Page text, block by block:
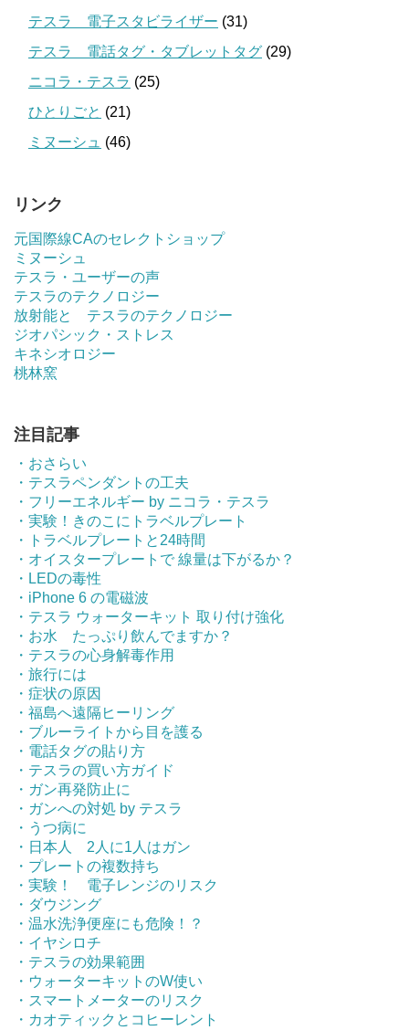
テスラ 電子スタビライザー (31)
テスラ 電話タグ・タブレットタグ (29)
ニコラ・テスラ (25)
ひとりごと (21)
ミヌーシュ (46)
リンク
元国際線CAのセレクトショップ
ミヌーシュ
テスラ・ユーザーの声
テスラのテクノロジー
放射能と テスラのテクノロジー
ジオパシック・ストレス
キネシオロジー
桃林窯
注目記事
・おさらい
・テスラペンダントの工夫
・フリーエネルギー by ニコラ・テスラ
・実験！きのこにトラベルプレート
・トラベルプレートと24時間
・オイスタープレートで 線量は下がるか？
・LEDの毒性
・iPhone 6 の電磁波
・テスラ ウォーターキット 取り付け強化
・お水 たっぷり飲んでますか？
・テスラの心身解毒作用
・旅行には
・症状の原因
・福島へ遠隔ヒーリング
・ブルーライトから目を護る
・電話タグの貼り方
・テスラの買い方ガイド
・ガン再発防止に
・ガンへの対処 by テスラ
・うつ病に
・日本人 2人に1人はガン
・プレートの複数持ち
・実験！ 電子レンジのリスク
・ダウジング
・温水洗浄便座にも危険！？
・イヤシロチ
・テスラの効果範囲
・ウォーターキットのW使い
・スマートメーターのリスク
・カオティックとコヒーレント